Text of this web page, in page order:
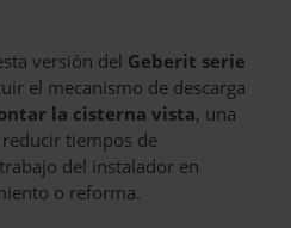
versión del Geberit serie
el mecanismo de descarga
la cisterna vista, una
tiempos de
del instalador en
o reforma.